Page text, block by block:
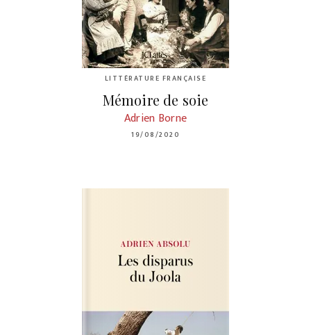
LITTÉRATURE FRANÇAISE
Mémoire de soie
Adrien Borne
19/08/2020